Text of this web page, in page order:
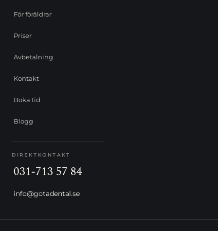
För föräldrar
Priser
Avbetalning
Kontakt
Boka tid
Blogg
DIREKTKONTAKT
031-713 57 84
info@gotadental.se